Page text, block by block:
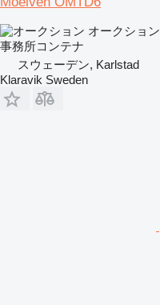
オークション
事務所コンテナ
スウェーデン, Karlstad
Klaravik Sweden